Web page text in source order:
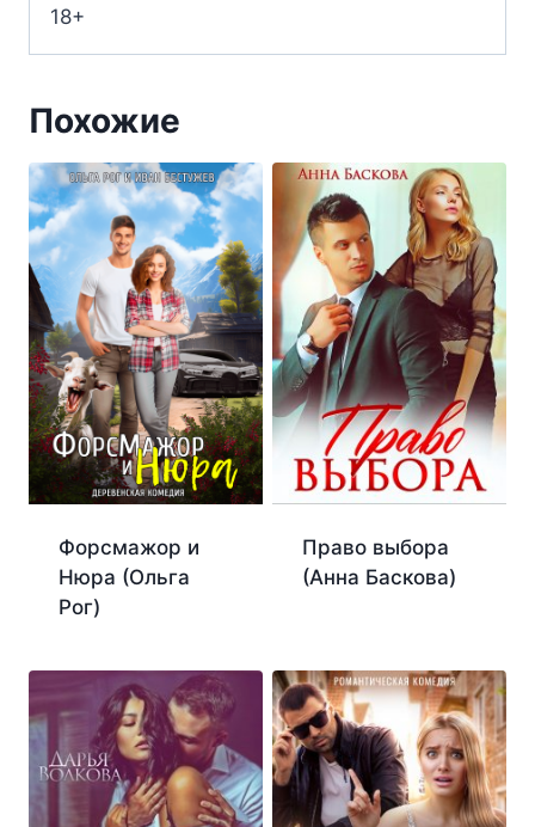
18+
Похожие
Форсмажор и
Нюра (Ольга
Рог)
Право выбора
(Анна Баскова)